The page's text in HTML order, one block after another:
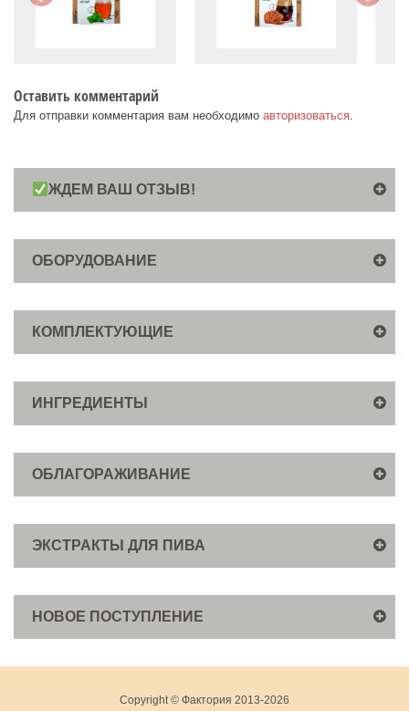
Оставить комментарий
Для отправки комментария вам необходимо авторизоваться.
ЖДЕМ ВАШ ОТЗЫВ!
ОБОРУДОВАНИЕ
КОМПЛЕКТУЮЩИЕ
ИНГРЕДИЕНТЫ
ОБЛАГОРАЖИВАНИЕ
ЭКСТРАКТЫ ДЛЯ ПИВА
НОВОЕ ПОСТУПЛЕНИЕ
Copyright © Фактория 2013-2026